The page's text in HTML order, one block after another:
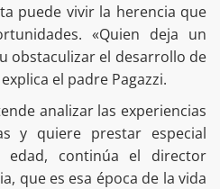
puede vivir la herencia que
«Quien deja un
obstaculizar el desarrollo de
el padre Pagazzi.
analizar las experiencias
y quiere prestar especial
edad, continúa el director
que es esa época de la vida